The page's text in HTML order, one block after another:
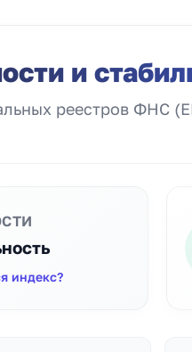
и
реестров ФНС
индекс?